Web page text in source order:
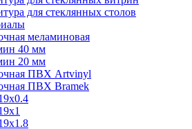
для стеклянных столов
меламиновая
40 мм
20 мм
ПВХ Artvinyl
ПВХ Bramek